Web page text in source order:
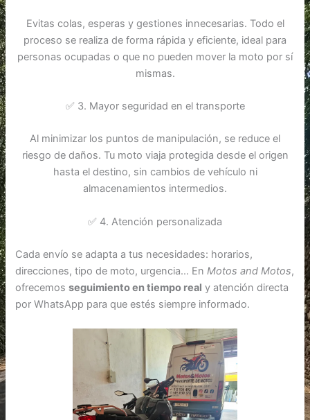
Evitas colas, esperas y gestiones innecesarias. Todo el
proceso se realiza de forma rápida y eficiente, ideal para
personas ocupadas o que no pueden mover la moto por sí
mismas.
✅ 3. Mayor seguridad en el transporte
Al minimizar los puntos de manipulación, se reduce el
riesgo de daños. Tu moto viaja protegida desde el origen
hasta el destino, sin cambios de vehículo ni
almacenamientos intermedios.
✅ 4. Atención personalizada
Cada envío se adapta a tus necesidades: horarios,
direcciones, tipo de moto, urgencia… EnMotos and Motos,
ofrecemosseguimiento en tiempo real y atención directa
por WhatsApp para que estés siempre informado.